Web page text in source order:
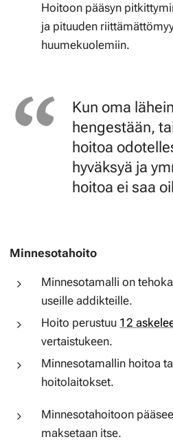
Hoitoon pääsyn
ja pituuden
huumekuolemiin.
Kun oma
hengestään,
hoitoa
hyväksyä ja
hoitoa ei saa
Minnesotahoito
Minnesotamalli on
useille addikteille.
Hoito perustuu 12
vertaistukeen.
Minnesotamallin hoitoa
hoitolaitokset.
Minnesotahoitoon
maksetaan itse.